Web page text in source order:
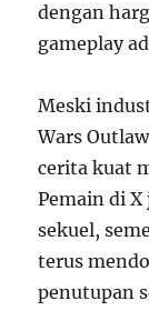
dengan
gameplay
Meski
Wars
cerita kuat
Pemain di
sekuel,
terus
penutupan